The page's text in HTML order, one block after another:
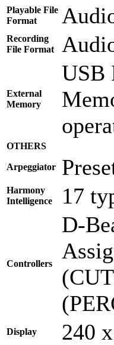
Playable File
Format
Recording
File Format
External
Memory
USB
OTHERS
Arpeggiator
Harmony
Intelligence
17
Controllers
D-
Display 240